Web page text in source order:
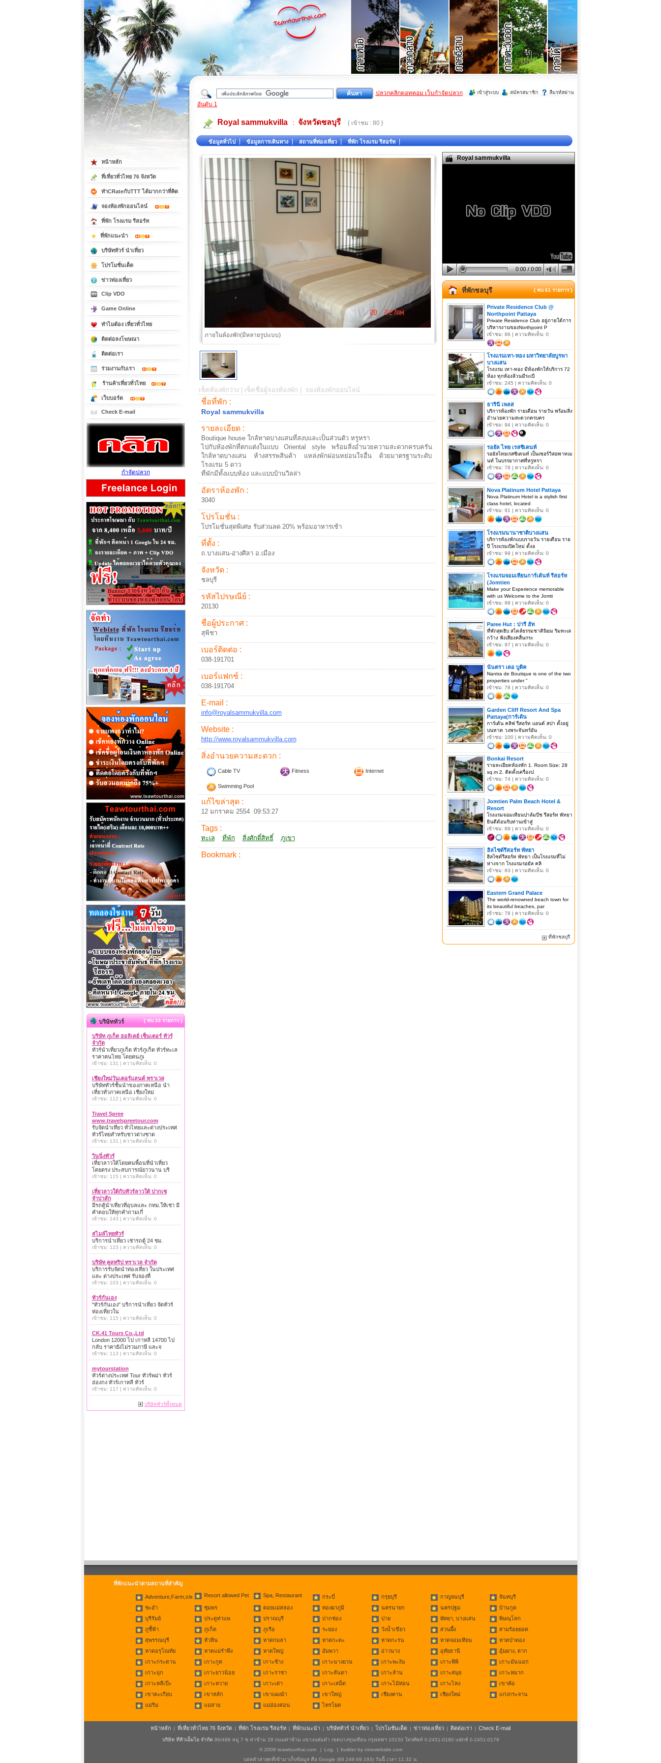
ที่เที่ยวภาคใต้
เข้าสู่ระบบ สมัครสมาชิก ลืมรหัสผ่าน
ปลวกคลิกดอทคอม เว็บกำจัดปลวก
อันดับ 1
Royal sammukvilla : จังหวัดชลบุรี { เข้าชม : 80 }
ข้อมูลทั่วไป ข้อมูลการเดินทาง สถานที่ท่องเที่ยว ที่พัก โรงแรม รีสอร์ท
Royal sammukvilla
ที่พักชลบุรี { พบ 61 รายการ }
Private Residence Club @
Northpoint Pattaya
Private Residence Club อยู่ภายใต้การ
บริหารงานของNorthpoint P
เข้าชม: 86 | ความคิดเห็น: 0
โรงแรมเทา-ทอง มหาวิทยาลัยบูรพา
บางแสน
โรงแรม เทา-ทอง มีห้องพักให้บริการ 72
ห้อง ทุกห้องล้วนมีระเบี
เข้าชม: 245 | ความคิดเห็น: 0
ธารินี เพลส
บริการห้องพัก รายเดือน รายวัน พร้อมสิ่ง
อำนวยความสะดวกครบคร
เข้าชม: 94 | ความคิดเห็น: 0
รอยัล ไทย เรสซิเดนท์
รอยัลไทยเรสซิเดนท์ เป็นเซอร์วิสอพาทเม
นท์ ในบรรยากาศที่หรูหรา
เข้าชม: 78 | ความคิดเห็น: 0
Nova Platinum Hotel Pattaya
Nova Platinum Hotel is a stylish first
class hotel, located
เข้าชม: 91 | ความคิดเห็น: 0
โรงแรมนานาชาติบางแสน
บริการห้องพักแบบรายวัน รายเดือน ราย
ปี โรงแรมเปิดใหม่ ตั้งอ
เข้าชม: 99 | ความคิดเห็น: 0
โรงแรมจอมเทียนการ์เด้นท์ รีสอร์ท
(Jomtien
Make your Experience memorable
with us Welcome to the Jomti
เข้าชม: 99 | ความคิดเห็น: 0
Paree Hut : ปารี ฮัท
ที่พักสุดฮิบ สไตล์ธรรมชาตินิยม ริมทะเล
กว้าง ฟังเสียงคลื่นกระ
เข้าชม: 97 | ความคิดเห็น: 0
นันตรา เดอ บูติค
Nantra de Boutique is one of the two
properties under "
เข้าชม: 78 | ความคิดเห็น: 0
Garden Cliff Resort And Spa
Pattaya(การ์เด้น
การ์เด้น คลิฟ รีสอร์ท แอนด์ สปา ตั้งอยู่
บนหาด วงพระจันทร์อัน
เข้าชม: 100 | ความคิดเห็น: 0
Bonkai Resort
รายละเอียดห้องพัก 1. Room Size: 28
sq.m 2. ติดตั้งเครื่องป
เข้าชม: 74 | ความคิดเห็น: 0
Jomtien Palm Beach Hotel &
Resort
โรงแรมจอมเทียนปาล์มบีช รีสอร์ท พัทยา
ยินดีต้อนรับท่านเข้าสู่
เข้าชม: 89 | ความคิดเห็น: 0
ฮิลไซด์รีสอร์ท พัทยา
ฮิลไซด์รีสอร์ท พัทยา เป็นโรงแรมที่ไม่
ห่างจาก โรงแรมรอยัล คลิ
เข้าชม: 83 | ความคิดเห็น: 0
Eastern Grand Palace
The world-renowned beach town for
its beautiful beaches, par
เข้าชม: 78 | ความคิดเห็น: 0
ที่พักชลบุรี
ภายในห้องพัก(มีหลายรูปแบบ)
เช็คห้องพักว่าง | เช็คชื่อผู้จองห้องพัก | จองห้องพักออนไลน์
ชื่อที่พัก :
Royal sammukvilla
รายละเอียด :
Boutique house ใกล้หาดบางแสนที่สงบและเป็นส่วนตัว หรูหรา
ไปกับห้องพักที่ตกแต่งในแบบ Oriental style พร้อมสิ่งอำนวยความสะดวกครบครัน
ใกล้หาดบางแสน ห้างสรรพสินค้า แหล่งพักผ่อนหย่อนใจอื่น ด้วยมาตรฐานระดับ
โรงแรม 5 ดาว
ที่พักมีทั้งแบบห้อง และแบบบ้านวิลล่า
อัตราห้องพัก :
3040
โปรโมชั่น :
โปรโมชั่นสุดพิเศษ รับส่วนลด 20% พร้อมอาหารเช้า
ที่ตั้ง :
ถ.บางแสน-อ่างศิลา อ.เมือง
จังหวัด :
ชลบุรี
รหัสไปรษณีย์ :
20130
ชื่อผู้ประกาศ :
สุพิชา
เบอร์ติดต่อ :
038-191701
เบอร์แฟกซ์ :
038-191704
E-mail :
info@royalsammukvilla.com
Website :
http://www.royalsammukvilla.com
สิ่งอำนวยความสะดวก :
Cable TV Fitness Internet
Swimming Pool
แก้ไขล่าสุด :
12 มกราคม 2554 09:53:27
Tags :
ทะเล ที่พัก สิ่งศักดิ์สิทธิ์ ภูเขา
Bookmark :
หน้าหลัก
ที่เที่ยวทั่วไทย 76 จังหวัด
ทำCRateกับTTT ได้มากกว่าที่คิด
จองห้องพักออนไลน์
ที่พัก โรงแรม รีสอร์ท
ที่พักแนะนำ
บริษัททัวร์ นำเที่ยว
โปรโมชั่นเด็ด
ข่าวท่องเที่ยว
Clip VDO
Game Online
ทำไมต้อง เที่ยวทั่วไทย
ติดต่อลงโฆษณา
ติดต่อเรา
ร่วมงานกับเรา
ร้านค้าเที่ยวทั่วไทย
เว็บบอร์ด
Check E-mail
กำจัดปลวก
บริษัททัวร์ { พบ 33 รายการ }
บริษัท ภูเก็ต ฮอลิเดย์ เซ็นเตอร์ ทัวร์
จำกัด
ทัวร์นำเที่ยวภูเก็ต ทัวร์ภูเก็ต ทัวร์ทะเล
ราคาคนไทย โดยคนภูเ
เข้าชม: 131 | ความคิดเห็น: 0
เชียงใหม่วันเดอร์แลนด์ ทราเวล
บริษัททัวร์ชั้นนำของภาคเหนือ นำ
เที่ยวทั่วภาคเหนือ เชียงใหม่
เข้าชม: 112 | ความคิดเห็น: 0
Travel Spree
www.travelspreetour.com
รับจัดนำเที่ยว ทั่วไทยและต่างประเทศ
ทัวร์ไทยสำหรับชาวต่างชาต
เข้าชม: 131 | ความคิดเห็น: 0
วินนิ่งทัวร์
เที่ยวลาวใต้โดยคนพื้อนที่นำเที่ยว
โดยตรง ประสบการณ์ยาวนาน บริ
เข้าชม: 115 | ความคิดเห็น: 0
เที่ยวลาวใต้กับทัวร์ลาวใต้ ปากเซ
จำปาสัก
มีรถตู้นำเที่ยวที่อุบลและ กทม.ให้เช่า มี
คำตอบให้ทุกคำถามเกี่
เข้าชม: 143 | ความคิดเห็น: 0
สไมล์ไทยทัวร์
บริการนำเที่ยว เช่ารถตู้ 24 ชม.
เข้าชม: 123 | ความคิดเห็น: 0
บริษัท คูลทริป ทราเวล จำกัด
บริการรับจัดนำท่องเที่ยว ในประเทศ
และ ต่างประเทศ รับจองที่
เข้าชม: 103 | ความคิดเห็น: 0
ทัวร์กันเอง
"ทัวร์กันเอง" บริการนำเที่ยว จัดทัวร์
ท่องเที่ยวใน
เข้าชม: 115 | ความคิดเห็น: 0
CK.41 Tours Co.,Ltd
London 12000 ไป เกาหลี 14700 ไป
กลับ ราคายังไม่รวมภาษี และจ
เข้าชม: 113 | ความคิดเห็น: 0
mytourstation
ทัวร์ต่างประเทศ Tour ทัวร์พม่า ทัวร์
ฮ่องกง ทัวร์เกาหลี ทัวร์
เข้าชม: 117 | ความคิดเห็น: 0
บริษัททัวร์ทั้งหมด
ที่พักแนะนำตามสถานที่สำคัญ
Adventure,Farm,แพ Resort allowed Pet Spa, Restaurant กระบี่ กรุยบุรี กาญจนบุรี
จันทบุรี
ชะอำ
ชุมพร ดอยแม่สลอง ทองผาภูมิ นครนายก นครปฐม
บ้านกูด
บุรีรัมย์
ประตูท่าแพ ปราณบุรี ปากช่อง ปาย พัทยา, บางแสน
พิษณุโลก
ภูชี้ฟ้า
ภูเก็ต ภูเรือ ระยอง วังน้ำเขียว สวนผึ้ง
สามร้อยยอด
สุพรรณบุรี
หัวหิน หาดกมลา หาดกะตะ หาดกะรน หาดจอมเทียน
หาดป่าตอง
หาดอรุโณทัย
หาดแม่รำพึง หาดใหญ่ อัมพวา อ่าวนาง อุทัยธานี
อุ้มผาง, ตาก
เกาะกระดาน
เกาะกูด เกาะช้าง เกาะนางยวน เกาะพะงัน เกาะพีพี
เกาะมันนอก
เกาะมุก
เกาะยาวน้อย เกาะราชา เกาะลันตา เกาะล้าน เกาะสมุย
เกาะหมาก
เกาะหลีเป๊ะ
เกาะหวาย เกาะเต่า เกาะเสม็ด เกาะไม้ท่อน เกาะไหง
เขาค้อ
เขาตะเกียบ
เขาหลัก เขาแผงม้า เขาใหญ่ เชียงคาน เชียงใหม่
แก่งกระจาน
แม่ริม
แม่สาย แม่ฮ่องสอน ไทรโยค
หน้าหลัก | ที่เที่ยวทั่วไทย 76 จังหวัด | ที่พัก โรงแรม รีสอร์ท | ที่พักแนะนำ | บริษัททัวร์ นำเที่ยว | โปรโมชั่นเด็ด | ข่าวท่องเที่ยว | ติดต่อเรา | Check E-mail
บริษัท ทีคิวเอ็มไอ จำกัด 96/498 หมู่ 7 ซ.ท่าข้าม 28 ถนนท่าข้าม แขวงแสมดำ เขตบางขุนเทียน กรุงเทพฯ 10150 โทรศัพท์ 0-2451-0180 แฟกซ์ 0-2451-0179
© 2009 teawtourthai.com | Log. | builder by ninewebsite.com
บอทตัวล่าสุดที่เข้ามาเก็บข้อมูล คือ Google (66.249.69.193) วันนี้ เวลา 11.32 น.